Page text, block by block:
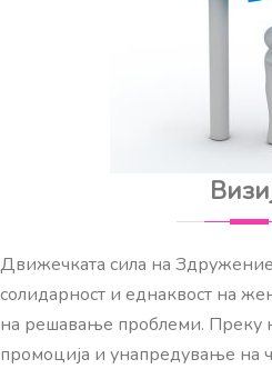
Движечката сила на
солидарност и еднаквост на
на решавање проблеми. Преку
промоција и унапредување на